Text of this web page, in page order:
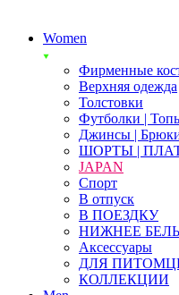
Women
Фирменные
Верхняя одежда
Толстовки
Футболки |
Джинсы |
ШОРТЫ |
JAPAN
Спорт
В отпуск
В ПОЕЗДКУ
НИЖНЕЕ
Аксессуары
ДЛЯ
КОЛЛЕКЦИИ